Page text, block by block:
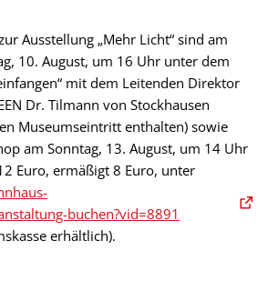
Ausstellung „Mehr Licht“ sind am
10. August, um 16 Uhr unter dem
mit dem Leitenden Direktor
Dr. Tilmann von Stockhausen
Museumseintritt enthalten) sowie
am Sonntag, 13. August, um 14 Uhr
Euro, ermäßigt 8 Euro, unter
buchen?vid=8891
erhältlich).